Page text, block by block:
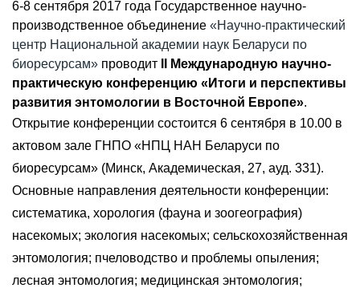
6-8 сентября 2017 года Государственное научно-
производственное объединение «Научно-практический
центр Национальной академии наук Беларуси по
биоресурсам» проводит
II Международную научно-
практическую конференцию «Итоги и перспективы
развития энтомологии в Восточной Европе».
Открытие конференции состоится 6 сентября в 10.00 в
актовом зале ГНПО «НПЦ НАН Беларуси по
биоресурсам» (Минск, Академическая, 27, ауд. 331).
Основные направления деятельности конференции:
систематика, хорология (фауна и зоогеография)
насекомых; экология насекомых; сельскохозяйственная
энтомология; пчеловодство и проблемы опыления;
лесная энтомология; медицинская энтомология;